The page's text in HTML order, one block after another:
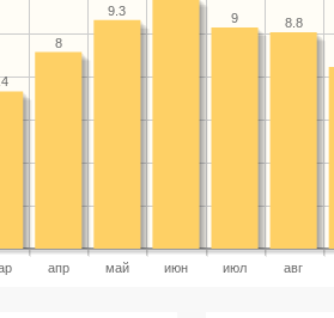
апр май июн июл авг
8.8
9
9.3
8